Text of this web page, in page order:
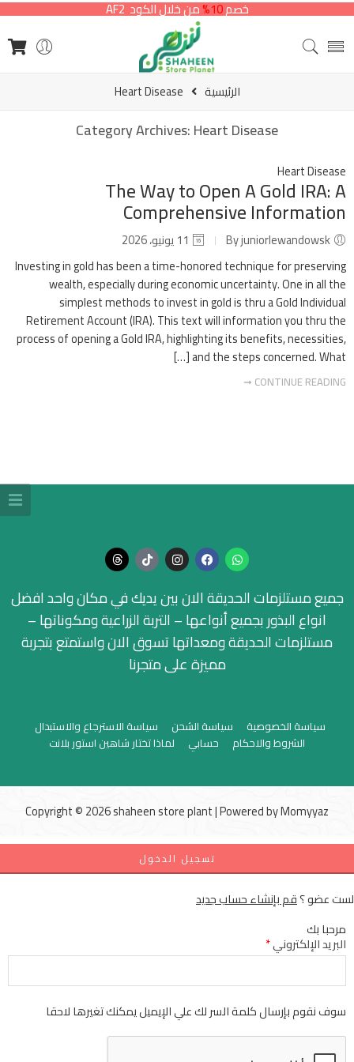
خصم10% من خلال الكود AF2
الرئيسية Heart Disease
Category Archives:Heart Disease
Heart Disease
The Way to Open A Gold IRA: A
Comprehensive Information
Investing in gold has been a time-honored technique for preserving
wealth, especially during economic uncertainty. One in all the
simplest methods to invest in gold is thru a Gold Individual
Retirement Account (IRA). This text will information you thru the
process of opening a Gold IRA, highlighting its benefits, necessities,
and the steps concerned. What […]
CONTINUE READING ➞
جميع مستلزمات الحديقة الان بين يديك في مكان واحد افضل
انواع البذور بجميع أنواعها – التربة الزراعية ومكوناتها –
مستلزمات الحديقة ومعداتها تسوق الان واستمتع بتجربة
مميزة على متجرنا
سياسة الخصوصية سياسة الشحن
سياسة الاسترجاع والاستبدال
الشروط والاحكام
حسابي لماذا تختار شاهين استور بلانت
Copyright © 2026 shaheen store plant | Powered byMomyyaz
تسجيل الدخول
لست عضو ؟قم بإنشاء حساب جديد
مرحبا بك
البريد الإلكتروني*
سوف نقوم بإرسال كلمة السر لك علي الإيميل يمكنك تغيرها لاحقا